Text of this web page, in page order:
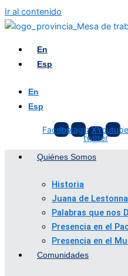
Ir al contenido
En
Esp
En
Esp
Facebook
Instagram
X-
twitter
Youtube
Quiénes Somos
Historia
Juana de
Palabras que nos
Presencia en el
Presencia en el
Comunidades